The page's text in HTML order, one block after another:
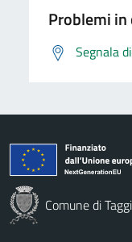
Problemi
Segnala
Comune di